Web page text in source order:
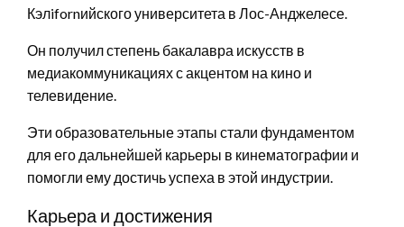
Кэлifornийского университета в Лос-Анджелесе.
Он получил степень бакалавра искусств в
медиакоммуникациях с акцентом на кино и
телевидение.
Эти образовательные этапы стали фундаментом
для его дальнейшей карьеры в кинематографии и
помогли ему достичь успеха в этой индустрии.
Карьера и достижения